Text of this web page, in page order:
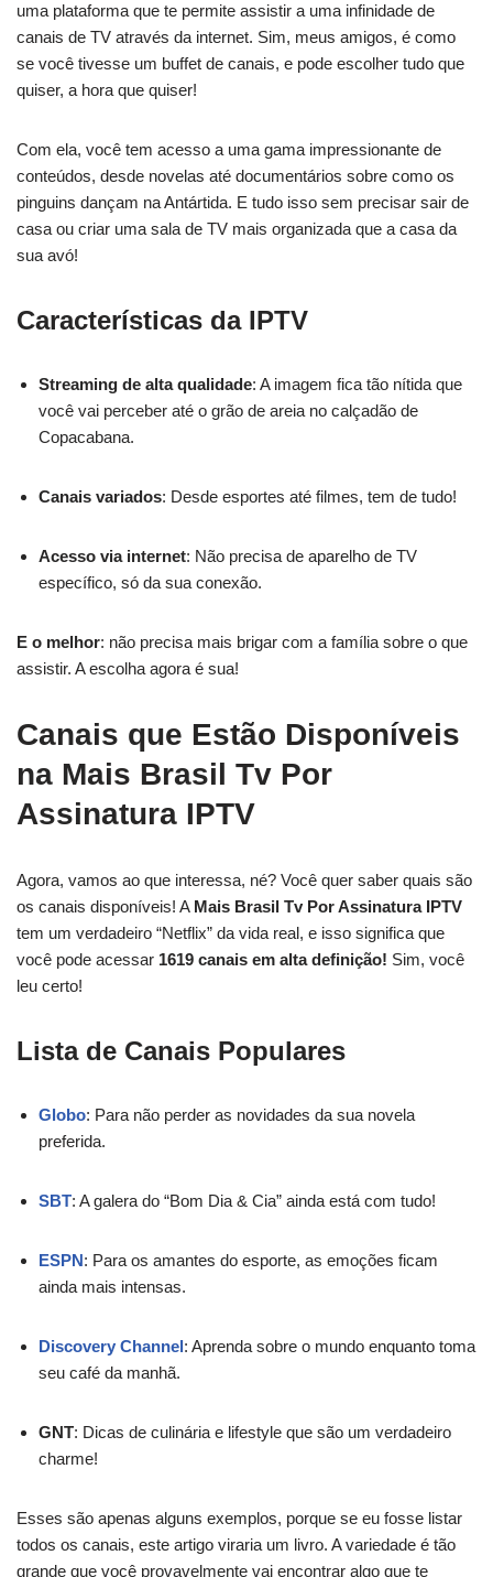
uma plataforma que te permite assistir a uma infinidade de
canais de TV através da internet. Sim, meus amigos, é como
se você tivesse um buffet de canais, e pode escolher tudo que
quiser, a hora que quiser!
Com ela, você tem acesso a uma gama impressionante de
conteúdos, desde novelas até documentários sobre como os
pinguins dançam na Antártida. E tudo isso sem precisar sair de
casa ou criar uma sala de TV mais organizada que a casa da
sua avó!
Características da IPTV
Streaming de alta qualidade: A imagem fica tão nítida que
você vai perceber até o grão de areia no calçadão de
Copacabana.
Canais variados: Desde esportes até filmes, tem de tudo!
Acesso via internet: Não precisa de aparelho de TV
específico, só da sua conexão.
E o melhor: não precisa mais brigar com a família sobre o que
assistir. A escolha agora é sua!
Canais que Estão Disponíveis
na Mais Brasil Tv Por
Assinatura IPTV
Agora, vamos ao que interessa, né? Você quer saber quais são
os canais disponíveis! A Mais Brasil Tv Por Assinatura IPTV
tem um verdadeiro “Netflix” da vida real, e isso significa que
você pode acessar 1619 canais em alta definição! Sim, você
leu certo!
Lista de Canais Populares
Globo: Para não perder as novidades da sua novela
preferida.
SBT: A galera do “Bom Dia & Cia” ainda está com tudo!
ESPN: Para os amantes do esporte, as emoções ficam
ainda mais intensas.
Discovery Channel: Aprenda sobre o mundo enquanto toma
seu café da manhã.
GNT: Dicas de culinária e lifestyle que são um verdadeiro
charme!
Esses são apenas alguns exemplos, porque se eu fosse listar
todos os canais, este artigo viraria um livro. A variedade é tão
grande que você provavelmente vai encontrar algo que te